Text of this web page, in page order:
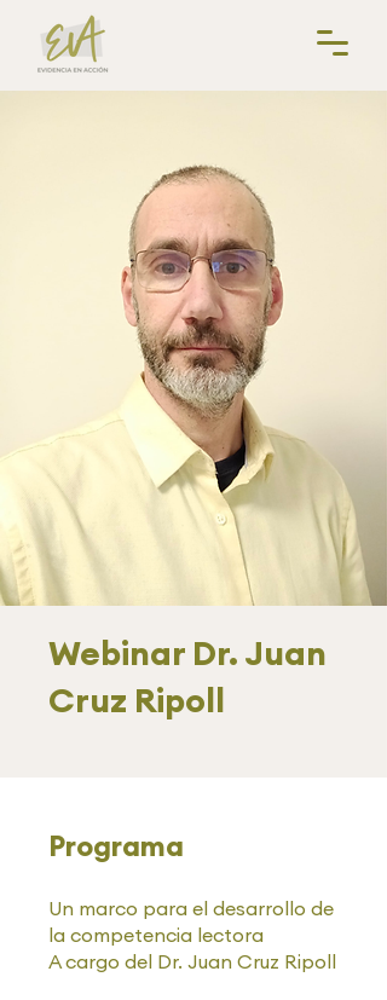
Webinar Dr. Juan
Cruz Ripoll
Programa
Un marco para el desarrollo de
la competencia lectora
A cargo del Dr. Juan Cruz Ripoll